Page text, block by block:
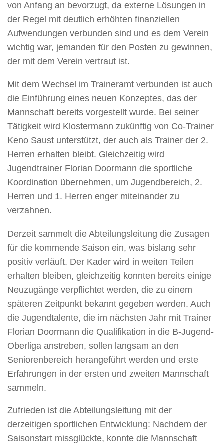
von Anfang an bevorzugt, da externe Lösungen in
der Regel mit deutlich erhöhten finanziellen
Aufwendungen verbunden sind und es dem Verein
wichtig war, jemanden für den Posten zu gewinnen,
der mit dem Verein vertraut ist.
Mit dem Wechsel im Traineramt verbunden ist auch
die Einführung eines neuen Konzeptes, das der
Mannschaft bereits vorgestellt wurde. Bei seiner
Tätigkeit wird Klostermann zukünftig von Co-Trainer
Keno Saust unterstützt, der auch als Trainer der 2.
Herren erhalten bleibt. Gleichzeitig wird
Jugendtrainer Florian Doormann die sportliche
Koordination übernehmen, um Jugendbereich, 2.
Herren und 1. Herren enger miteinander zu
verzahnen.
Derzeit sammelt die Abteilungsleitung die Zusagen
für die kommende Saison ein, was bislang sehr
positiv verläuft. Der Kader wird in weiten Teilen
erhalten bleiben, gleichzeitig konnten bereits einige
Neuzugänge verpflichtet werden, die zu einem
späteren Zeitpunkt bekannt gegeben werden. Auch
die Jugendtalente, die im nächsten Jahr mit Trainer
Florian Doormann die Qualifikation in die B-Jugend-
Oberliga anstreben, sollen langsam an den
Seniorenbereich herangeführt werden und erste
Erfahrungen in der ersten und zweiten Mannschaft
sammeln.
Zufrieden ist die Abteilungsleitung mit der
derzeitigen sportlichen Entwicklung: Nachdem der
Saisonstart missglückte, konnte die Mannschaft